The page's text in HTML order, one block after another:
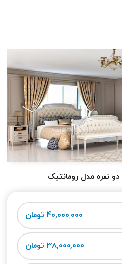
نفره مدل رومانتیک
40,000,000 تومان
38,000,000 تومان